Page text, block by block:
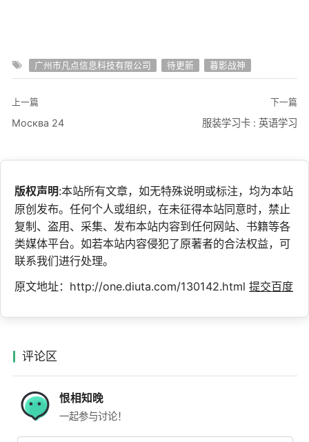
广州市凡点信息科技有限公司 待更新 暮影战神
上一篇
Москва 24
下一篇
服装学习卡 : 英语学习
版权声明:本站所有文章，如无特殊说明或标注，均为本站
原创发布。任何个人或组织，在未征得本站同意时，禁止
复制、盗用、采集、发布本站内容到任何网站、书籍等各
类媒体平台。如若本站内容侵犯了原著者的合法权益，可
联系我们进行处理。
原文地址：http://one.diuta.com/130142.html 提交百度
评论区
恨相知晚
一起参与讨论！